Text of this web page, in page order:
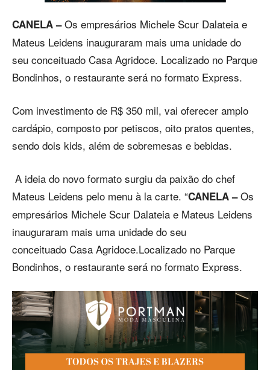
CANELA –Os empresários Michele Scur Dalateia e
Mateus Leidens inauguraram mais uma unidade do
seu conceituado Casa Agridoce. Localizado no Parque
Bondinhos, o restaurante será no formato Express.
Com investimento de R$ 350 mil, vai oferecer amplo
cardápio, composto por petiscos, oito pratos quentes,
sendo dois kids, além de sobremesas e bebidas.
A ideia do novo formato surgiu da paixão do chef
Mateus Leidens pelo menu à la carte. “CANELA –Os
empresários Michele Scur Dalateia e Mateus Leidens
inauguraram mais uma unidade do seu
conceituado Casa Agridoce.Localizado no Parque
Bondinhos, o restaurante será no formato Express.